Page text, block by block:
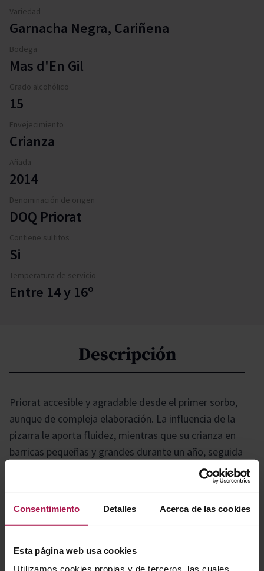
Consentimiento Detalles Acerca de las cookies
Esta página web usa cookies
Utilizamos cookies propias y de terceros, las cuales
Variedad
Garnacha Negra, Cariñena
Bodega
Mas d'En Gil
Grado alcohólico
15
Envejecimiento
Crianza
Añada
2014
Denominación de origen
DOQ Priorat
Contiene sulfitos
Si
Temperatura de servicio
Entre 14 y 16º
Descripción
Priorat accesible y agradable desde el primer sorbo,
aunque de compleja elaboración. La influencia de la
pizarra le aporta fluidez, mientras que su crianza en
barricas pequeñas y grandes durante un año, seguida
de otro año en botella, garantiza equilibrio y carácter
Gastronomía